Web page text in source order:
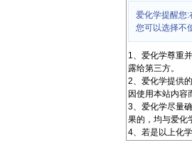
爱化学提醒您:
您可以选择不
1、爱化学尊重
露给第三方。
2、爱化学提供
因使用本站内容
3、爱化学尽量
果的，均与爱化
4、若是以上化